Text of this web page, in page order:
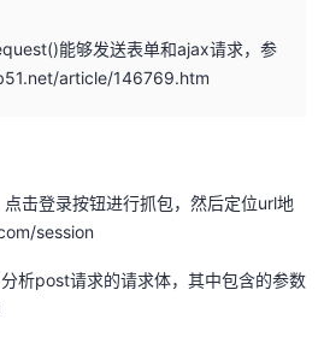
能够发送表单和ajax请求，参
article/146769.htm
击登录按钮进行抓包，然后定位url地
session
析post请求的请求体，其中包含的参数